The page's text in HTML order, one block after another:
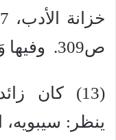
ص309. وفيها وَجَبَتْ لا جُعِلَتْ.
(13) كان